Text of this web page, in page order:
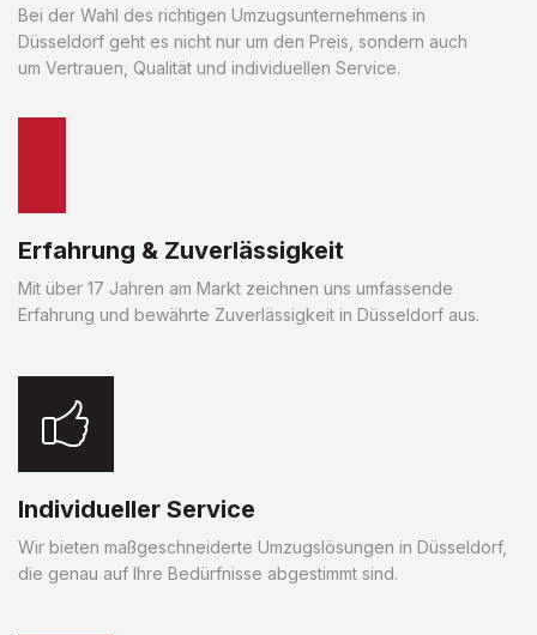
Bei der Wahl des richtigen Umzugsunternehmens in
Düsseldorf geht es nicht nur um den Preis, sondern auch
um Vertrauen, Qualität und individuellen Service.
Erfahrung & Zuverlässigkeit
Mit über 17 Jahren am Markt zeichnen uns umfassende
Erfahrung und bewährte Zuverlässigkeit in Düsseldorf aus.
Individueller Service
Wir bieten maßgeschneiderte Umzugslösungen in Düsseldorf,
die genau auf Ihre Bedürfnisse abgestimmt sind.